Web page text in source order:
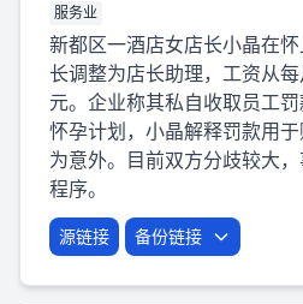
服务业
新都区一酒店女店长小晶在
长调整为店长助理，工资从
元。企业称其私自收取员工
怀孕计划，小晶解释罚款用
为意外。目前双方分歧较大
程序。
源链接 备份链接